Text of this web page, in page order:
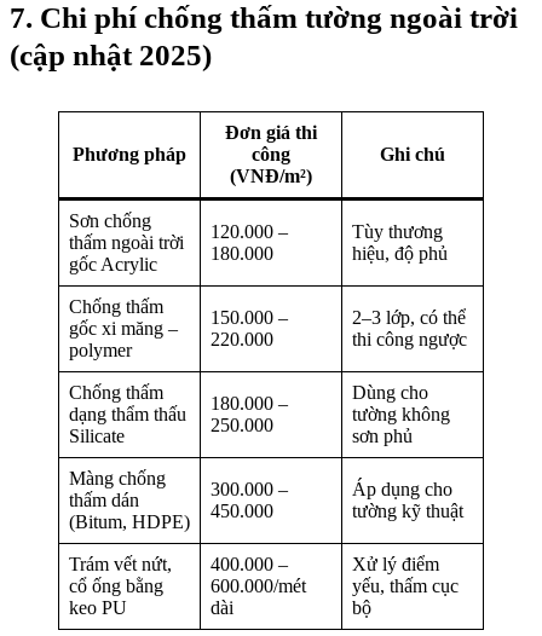
7. Chi phí chống thấm tường ngoài trời
(cập nhật 2025)
Phương pháp
Đơn giá thi
công
(VNĐ/m²)
Ghi chú
Sơn chống
thấm ngoài trời
gốc Acrylic
120.000 –
180.000
Tùy thương
hiệu, độ phủ
Chống thấm
gốc xi măng –
polymer
150.000 –
220.000
2–3 lớp, có thể
thi công ngược
Chống thấm
dạng thẩm thấu
Silicate
180.000 –
250.000
Dùng cho
tường không
sơn phủ
Màng chống
thấm dán
(Bitum, HDPE)
300.000 –
450.000
Áp dụng cho
tường kỹ thuật
Trám vết nứt,
cổ ống bằng
keo PU
400.000 –
600.000/mét
dài
Xử lý điểm
yếu, thấm cục
bộ